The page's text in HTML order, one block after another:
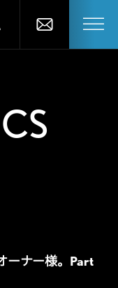
ーナー様。Part